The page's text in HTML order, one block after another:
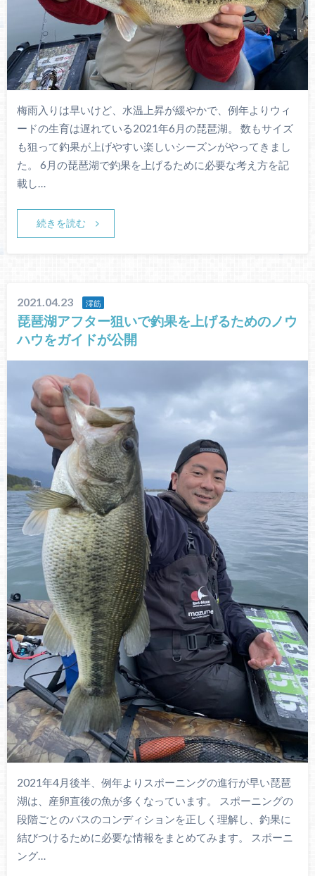
梅雨入りは早いけど、水温上昇が緩やかで、例年よりウィ
ードの生育は遅れている2021年6月の琵琶湖。 数もサイズ
も狙って釣果が上げやすい楽しいシーズンがやってきまし
た。 6月の琵琶湖で釣果を上げるために必要な考え方を記
載し…
続きを読む
2021.04.23 澪筋
琵琶湖アフター狙いで釣果を上げるためのノウ
ハウをガイドが公開
2021年4月後半、例年よりスポーニングの進行が早い琵琶
湖は、産卵直後の魚が多くなっています。 スポーニングの
段階ごとのバスのコンディションを正しく理解し、釣果に
結びつけるために必要な情報をまとめてみます。 スポーニ
ング…